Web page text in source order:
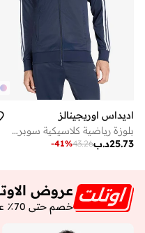
اديداس اوريجينالز
بلوزة رياضية كلاسيكية سوبر ستار
د.ب25.73
43.26
-41%
عروض
خصم حتى 70٪ على تشكيلات مختارة